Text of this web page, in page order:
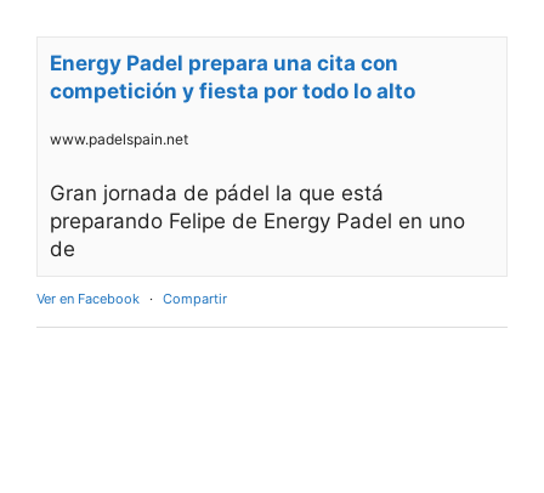
Energy Padel prepara una cita con
competición y fiesta por todo lo alto
www.padelspain.net
Gran jornada de pádel la que está
preparando Felipe de Energy Padel en uno
de
Ver en Facebook · Compartir